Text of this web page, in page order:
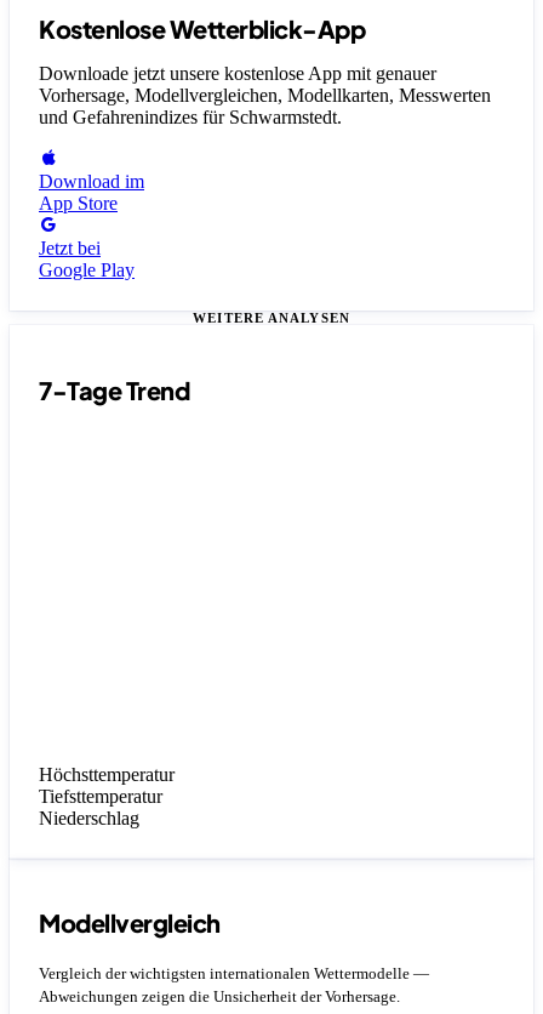
Kostenlose Wetterblick-App
Downloade jetzt unsere kostenlose App mit genauer
Vorhersage, Modellvergleichen, Modellkarten, Messwerten
und Gefahrenindizes für Schwarmstedt.
Download im
App Store
Jetzt bei
Google Play
WEITERE ANALYSEN
7-Tage Trend
Höchsttemperatur
Tiefsttemperatur
Niederschlag
Modellvergleich
Vergleich der wichtigsten internationalen Wettermodelle —
Abweichungen zeigen die Unsicherheit der Vorhersage.